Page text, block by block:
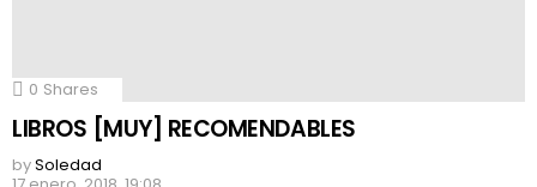
0 Shares
LIBROS [MUY] RECOMENDABLES
bySoledad